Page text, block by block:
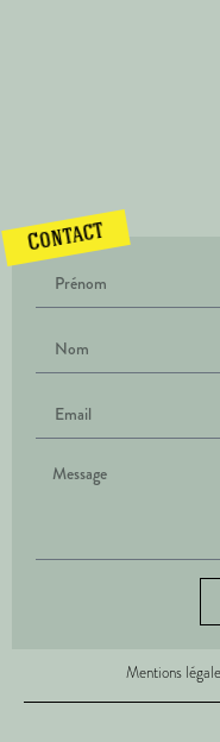
Contact
Mentions